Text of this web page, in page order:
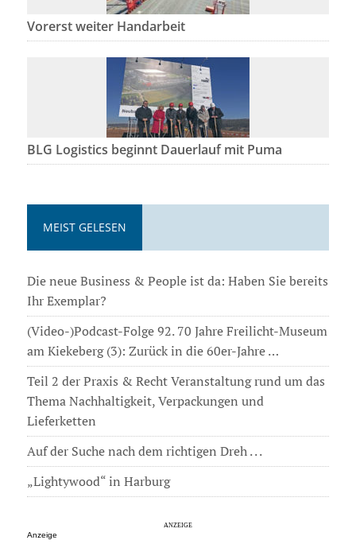
Vorerst weiter Handarbeit
BLG Logistics beginnt Dauerlauf mit Puma
MEIST GELESEN
Die neue Business & People ist da: Haben Sie bereits
Ihr Exemplar?
(Video-)Podcast-Folge 92. 70 Jahre Freilicht-Museum
am Kiekeberg (3): Zurück in die 60er-Jahre …
Teil 2 der Praxis & Recht Veranstaltung rund um das
Thema Nachhaltigkeit, Verpackungen und
Lieferketten
Auf der Suche nach dem richtigen Dreh . . .
„Lightywood“ in Harburg
Anzeige